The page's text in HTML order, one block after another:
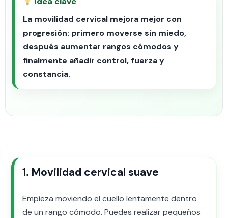
La movilidad cervical mejora mejor con
progresión: primero moverse sin miedo,
después aumentar rangos cómodos y
finalmente añadir control, fuerza y
constancia.
1. Movilidad cervical suave
Empieza moviendo el cuello lentamente dentro
de un rango cómodo. Puedes realizar pequeños